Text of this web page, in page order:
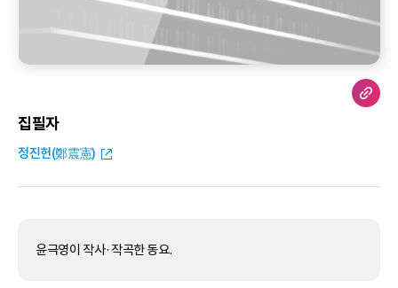
집필자
정진헌(鄭震憲)
윤극영이 작사·작곡한 동요.